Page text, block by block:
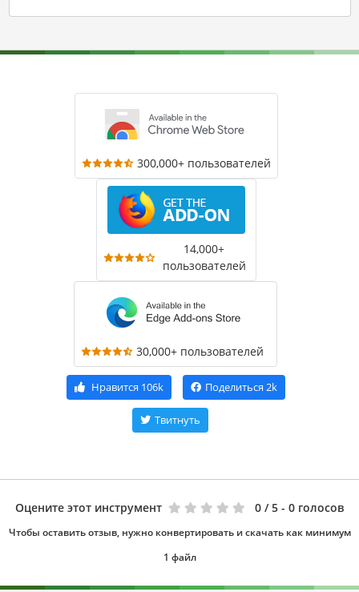
300,000+ пользователей
14,000+
пользователей
30,000+ пользователей
Нравится 106k Поделиться 2k
Твитнуть
Оцените этот инструмент 0 / 5 - 0 голосов
Чтобы оставить отзыв, нужно конвертировать и скачать как минимум
1 файл